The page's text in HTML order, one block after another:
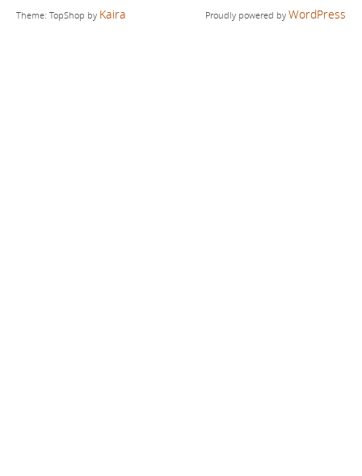
Theme: TopShop by Kaira Proudly powered byWordPress